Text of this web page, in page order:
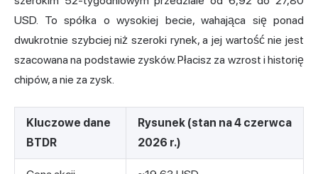
USD. To spółka o wysokiej becie, wahająca się ponad
dwukrotnie szybciej niż szeroki rynek, a jej wartość nie jest
szacowana na podstawie zysków. Płacisz za wzrost i historię
chipów, a nie za zysk.
Kluczowe dane
BTDR
Rysunek (stan na 4 czerwca
2026 r.)